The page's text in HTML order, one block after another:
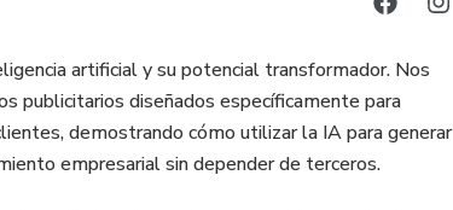
artificial y su potencial transformador. Nos
publicitarios diseñados específicamente para
demostrando cómo utilizar la IA para generar
empresarial sin depender de terceros.